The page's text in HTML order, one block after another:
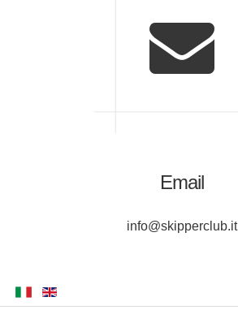
Email
info@skipperclub.it